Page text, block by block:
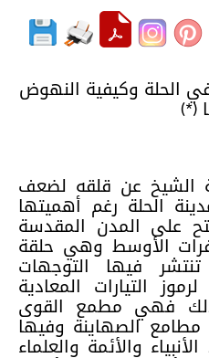
الحلة وكيفية النهوض
(*)
سماحة الشيخ عن قلقه لضعف
الحلة رغم أهميتها
على المدن المقدسة
الأوسط وهي حلقة
فيها التوجهات
التيارات المعادية
ذلك فهي مطمع القوى
مطامع الصهاينة وفيها
والأئمة والعلماء